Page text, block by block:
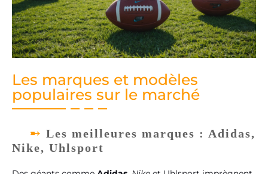
Les marques et modèles
populaires sur le marché
Les meilleures marques : Adidas,
Nike, Uhlsport